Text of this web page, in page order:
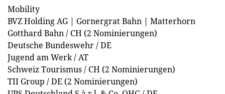
Mobility
BVZ Holding AG | Gornergrat Bahn | Matterhorn
Gotthard Bahn / CH (2 Nominierungen)
Deutsche Bundeswehr / DE
Jugend am Werk / AT
Schweiz Tourismus / CH (2 Nominierungen)
TII Group / DE (2 Nominierungen)